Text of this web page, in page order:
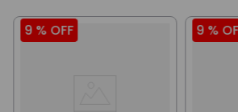
9 % OFF 9 %